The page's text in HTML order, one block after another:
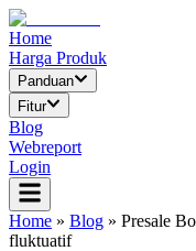
Home
Harga Produk
Panduan
Fitur
Blog
Webreport
Login
Home » Blog » Presale
fluktuatif